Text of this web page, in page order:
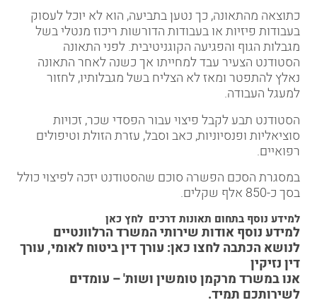
כתוצאה מהתאונה, כך נטען בתביעה, הוא לא יוכל לעסוק
בעבודות פיזיות או בעבודות הדורשות ריכוז מנטלי בשל
מגבלות הגוף והפגיעה הקוגניטיבית. לפני התאונה
הסטודנט הצעיר עבד למחייתו אך כשנה לאחר התאונה
נאלץ להתפטר ומאז לא הצליח בשל מגבלותיו, לחזור
למעגל העבודה.
הסטודנט תבע לקבל פיצוי עבור הפסדי שכר, זכויות
סוציאליות ופנסיוניות, כאב וסבל, עזרת הזולת וטיפולים
רפואיים.
במסגרת הסכם הפשרה סוכם שהסטודנט יזכה לפיצוי כולל
בסך כ-850 אלף שקלים.
למידע נוסף בתחום תאונות דרכים לחץ כאן
למידע נוסף אודות שירותי המשרד הרלוונטיים
לנושא הכתבה לחצו כאן: עורך דין ביטוח לאומי, עורך
דין נזיקין
אנו במשרד מרקמן טומשין ושות' – עומדים
לשירותכם תמיד.